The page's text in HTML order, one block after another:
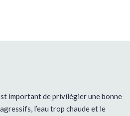
important de privilégier une bonne
l’eau trop chaude et le